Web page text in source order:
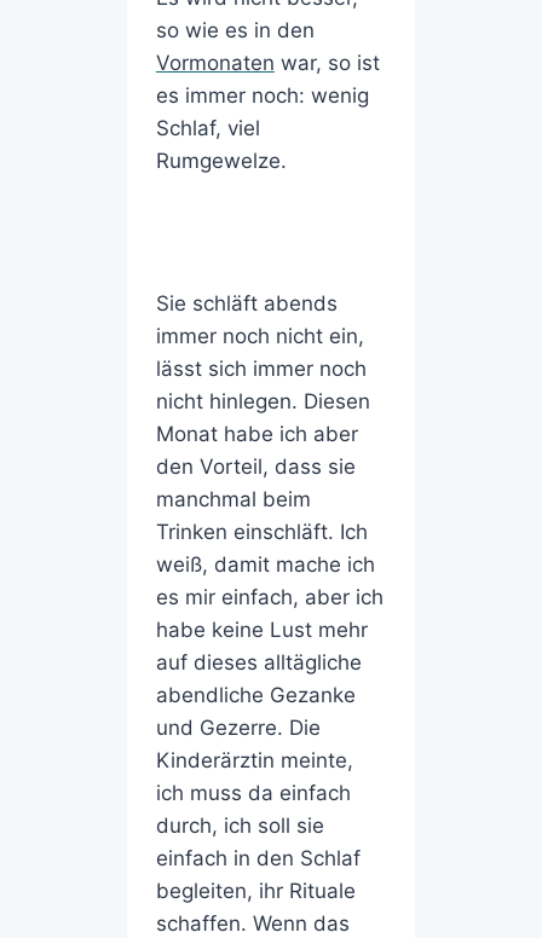
so wie es in den
Vormonaten war, so ist
es immer noch: wenig
Schlaf, viel
Rumgewelze.
Sie schläft abends
immer noch nicht ein,
lässt sich immer noch
nicht hinlegen. Diesen
Monat habe ich aber
den Vorteil, dass sie
manchmal beim
Trinken einschläft. Ich
weiß, damit mache ich
es mir einfach, aber ich
habe keine Lust mehr
auf dieses alltägliche
abendliche Gezanke
und Gezerre. Die
Kinderärztin meinte,
ich muss da einfach
durch, ich soll sie
einfach in den Schlaf
begleiten, ihr Rituale
schaffen. Wenn das